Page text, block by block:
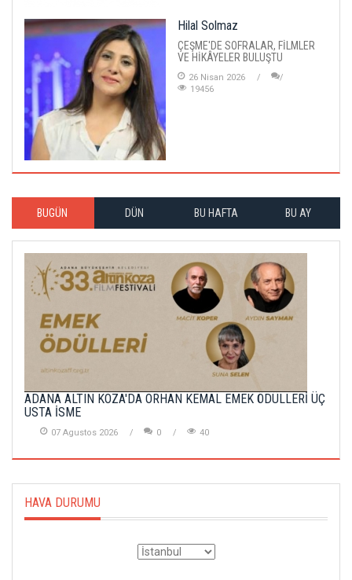
Hilal Solmaz
ÇEŞME'DE SOFRALAR, FİLMLER
VE HİKÂYELER BULUŞTU
26 Nisan 2026
19456
BUGÜN DÜN BU HAFTA BU AY
ADANA ALTIN KOZA'DA ORHAN KEMAL EMEK ÖDÜLLERİ ÜÇ
USTA İSME
07 Agustos 2026 0 40
HAVA DURUMU